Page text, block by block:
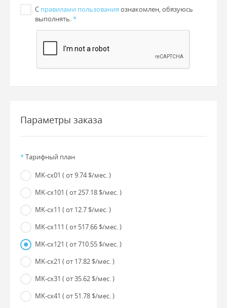
С правилами пользования ознакомлен, обязуюсь
выполнять.*
Параметры заказа
*Тарифный план
MK-cx01 ( от 9.74 $/мес. )
MK-cx101 ( от 257.18 $/мес. )
MK-cx11 ( от 12.7 $/мес. )
MK-cx111 ( от 517.66 $/мес. )
MK-cx121 ( от 710.55 $/мес. )
MK-cx21 ( от 17.82 $/мес. )
MK-cx31 ( от 35.62 $/мес. )
MK-cx41 ( от 51.78 $/мес. )